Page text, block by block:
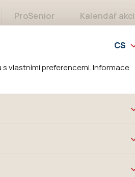
vlastními preferencemi. Informace
našich webových stránek a všech
ovládání filtrů a také nastavení
následně tato data
cookies nelze přiřadit
ProSenior Kalendář akcí